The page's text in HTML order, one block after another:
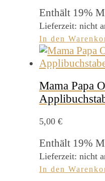
Enthält 19%
Lieferzeit: nicht
In den
Mama Papa
5,00 €
Enthält 19%
Lieferzeit: nicht
In den